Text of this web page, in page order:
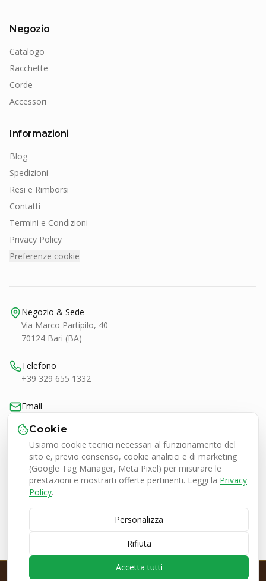
Negozio
Catalogo
Racchette
Corde
Accessori
Informazioni
Blog
Spedizioni
Resi e Rimborsi
Contatti
Termini e Condizioni
Privacy Policy
Preferenze cookie
Negozio & Sede
Via Marco Partipilo, 40
70124 Bari (BA)
Telefono
+39 329 655 1332
Email
Orari
Lun-Ven 9:00-20:30
Sab 9:00-13:00 / 16:30-20:30
Smash Tennis Specialist Srl
P.IVA 08050380727
© 2026 SMASH Tennis Specialist. Tutti i diritti riservati.
🇮🇹 Italia
🇪🇺 Europa
PRE-ORDINE EZONE ESPRESSO
Cookie
Usiamo cookie tecnici necessari al funzionamento del
sito e, previo consenso, cookie analitici e di marketing
(Google Tag Manager, Meta Pixel) per misurare le
prestazioni e mostrarti offerte pertinenti. Leggi la Privacy
Policy.
Personalizza
Rifiuta
Accetta tutti